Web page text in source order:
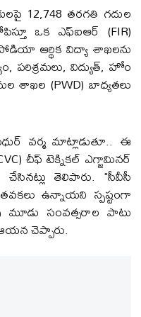
12,748 తరగతి గదుల
ఒక ఎఫ్‌ఐఆర్ (FIR)
ఆర్థిక విద్యా శాఖలను
పరిశ్రమలు, విద్యుత్, హోం
శాఖల (PWD) బాధ్యతలు
వర్మ మాట్లాడుతూ.. ఈ
చీఫ్ టెక్నికల్ ఎగ్జామినర్
తెలిపారు. "సీవీసీ
ఉన్నాయని స్పష్టంగా
మూడు సంవత్సరాల పాటు
చెప్పారు.